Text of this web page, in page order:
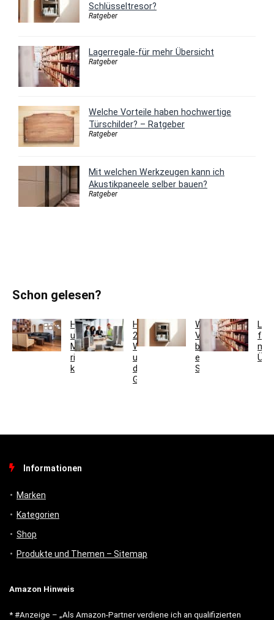
Schlüsseltresor?
Ratgeber
Lagerregale-für mehr Übersicht
Ratgeber
Welche Vorteile haben hochwertige
Türschilder? – Ratgeber
Ratgeber
Mit welchen Werkzeugen kann ich
Akustikpaneele selber bauen?
Ratgeber
Schon gelesen?
Holzfarben
und
Möbel
richtig
kombinieren
Hausmeisterservice
2.0:
Werkzeugkoffer
und
digitales
Gebäudemanagement
Welche
Vorteile
bietet
ein
Schlüsseltresor?
für
Informationen
Marken
Kategorien
Shop
Produkte und Themen – Sitemap
Amazon Hinweis
* #Anzeige – „Als Amazon-Partner verdiene ich an qualifizierten